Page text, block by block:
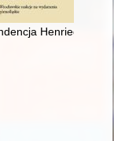
i miejsce
Henriego Le